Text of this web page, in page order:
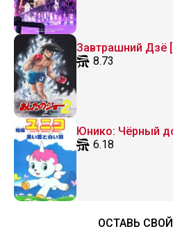
Завтрашний Дзё
8.73
Юнико: Чёрный
6.18
ОСТАВЬ